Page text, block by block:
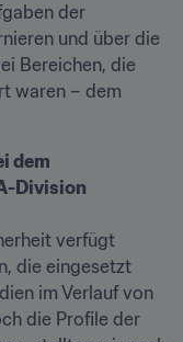
der
und über die
Bereichen, die
waren – dem
dem
Division
verfügt
die eingesetzt
im Verlauf von
die Profile der